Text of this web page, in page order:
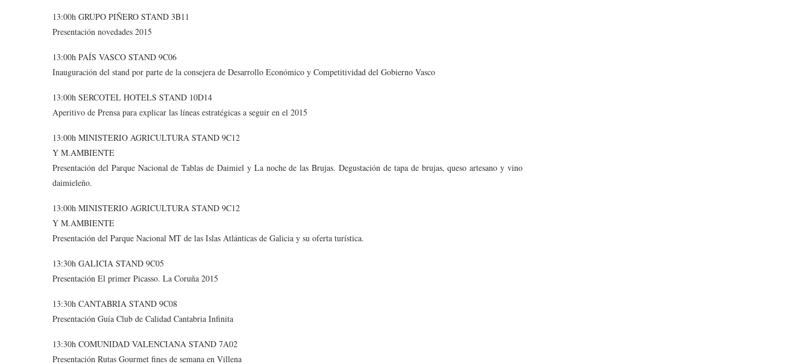
13:00h GRUPO PIÑERO STAND 3B11
Presentación novedades 2015
13:00h PAÍS VASCO STAND 9C06
Inauguración del stand por parte de la consejera de Desarrollo Económico y Competitividad del Gobierno Vasco
13:00h SERCOTEL HOTELS STAND 10D14
Aperitivo de Prensa para explicar las líneas estratégicas a seguir en el 2015
13:00h MINISTERIO AGRICULTURA STAND 9C12
Y M.AMBIENTE
Presentación del Parque Nacional de Tablas de Daimiel y La noche de las Brujas. Degustación de tapa de brujas, queso artesano y vino
daimieleño.
13:00h MINISTERIO AGRICULTURA STAND 9C12
Y M.AMBIENTE
Presentación del Parque Nacional MT de las Islas Atlánticas de Galicia y su oferta turística.
13:30h GALICIA STAND 9C05
Presentación El primer Picasso. La Coruña 2015
13:30h CANTABRIA STAND 9C08
Presentación Guía Club de Calidad Cantabria Infinita
13:30h COMUNIDAD VALENCIANA STAND 7A02
Presentación Rutas Gourmet fines de semana en Villena